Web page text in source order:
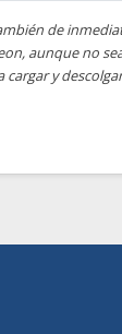
de
aunque no
y